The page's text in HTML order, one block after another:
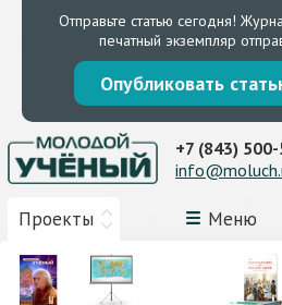
Отправьте статью сегодня!
печатный экземпляр
Опубликовать
Проекты Меню
+7 (843)